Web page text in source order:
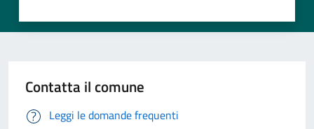
Contatta il comune
Leggi le domande frequenti